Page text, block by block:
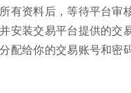
有资料后，等待平台审
安装交易平台提供的交
配给你的交易账号和